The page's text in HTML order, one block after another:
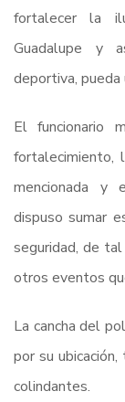
fortalecer la
Guadalupe y
deportiva, pueda
El funcionario
fortalecimiento,
mencionada y
dispuso sumar
seguridad, de
otros eventos
La cancha del
por su
colindantes.